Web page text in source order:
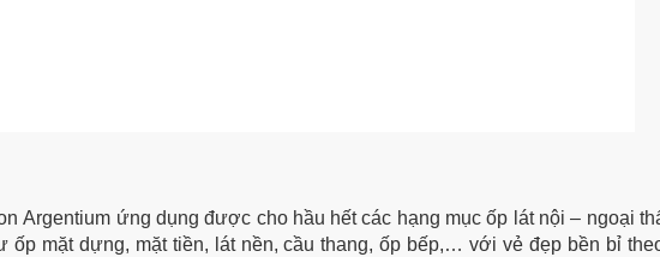
Argentium ứng dụng được cho hầu hết các hạng mục ốp lát nội – ngoại
ốp mặt dựng, mặt tiền, lát nền, cầu thang, ốp bếp,… với vẻ đẹp bền bỉ